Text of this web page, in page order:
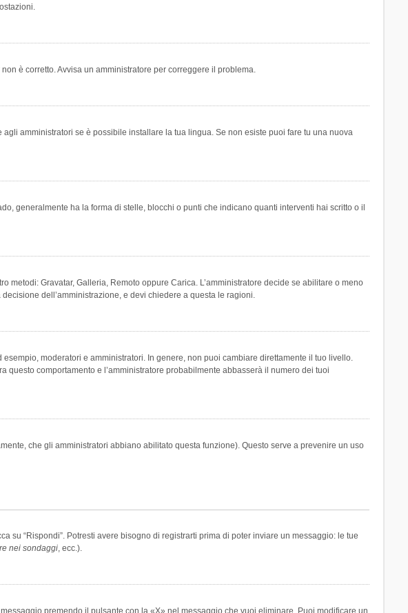
è corretto. Avvisa un amministratore per correggere il problema.
amministratori se è possibile installare la tua lingua. Se non esiste puoi fare tu una nuova
generalmente ha la forma di stelle, blocchi o punti che indicano quanti interventi hai scritto o il
Gravatar, Galleria, Remoto oppure Carica. L’amministratore decide se abilitare o meno
dell’amministrazione, e devi chiedere a questa le ragioni.
moderatori e amministratori. In genere, non puoi cambiare direttamente il tuo livello.
comportamento e l’amministratore probabilmente abbasserà il numero dei tuoi
che gli amministratori abbiano abilitato questa funzione). Questo serve a prevenire un uso
su “Rispondi”. Potresti avere bisogno di registrarti prima di poter inviare un messaggio: le tue
nei sondaggi, ecc.).
premendo il pulsante con la «X» nel messaggio che vuoi eliminare. Puoi modificare un